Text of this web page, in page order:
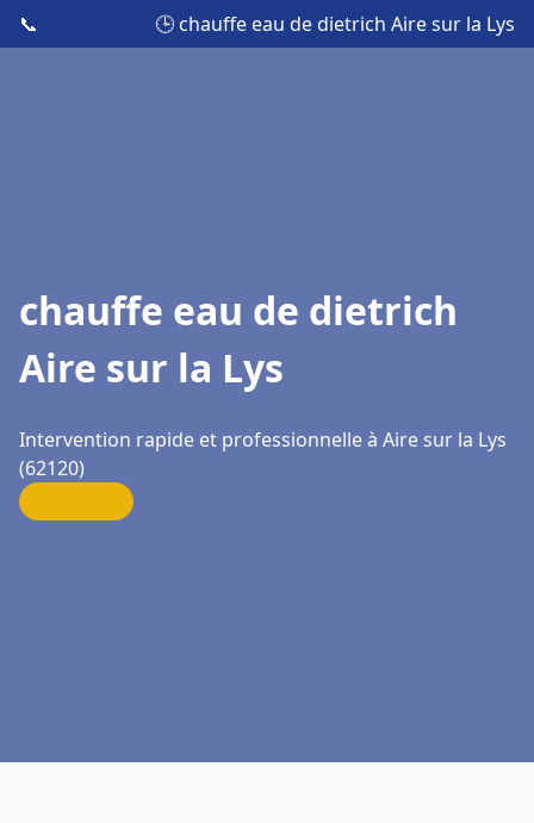
📞 🕒 chauffe eau de dietrich Aire sur la Lys
chauffe eau de dietrich
Aire sur la Lys
Intervention rapide et professionnelle à Aire sur la Lys
(62120)